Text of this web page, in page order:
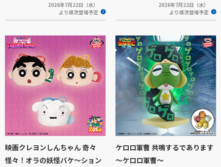
2026年7月22日（水）
より順次登場予定
2026年7月22日（水）
より順次登場予定
映画クレヨンしんちゃん 奇々
怪々！オラの妖怪バケ～ション
ケロロ軍曹 共鳴するであります
～ケロロ軍曹～